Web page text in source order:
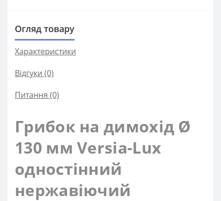
Огляд товару
Характеристики
Відгуки (0)
Питання (0)
Грибок на димохід Ø
130 мм Versia-Lux
одностінний
нержавіючий